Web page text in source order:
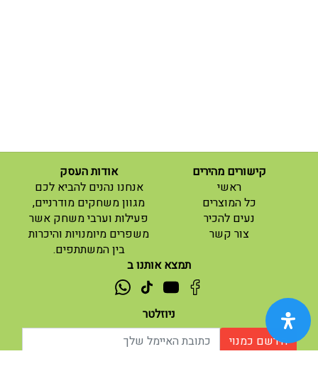
קישורים מהירים
ראשי
(current)
כל המוצרים
נעים להכיר
צור קשר
(current)
אודות העסק
אנחנו נהנים להביא לכם
מגוון משחקים מודרניים,
פעילות וערבי משחק אשר
משפרים מיומנויות והיכרות
בין המשתתפים.
תמצא אותנו ב
ניוזלטר
הירשם כמנוי